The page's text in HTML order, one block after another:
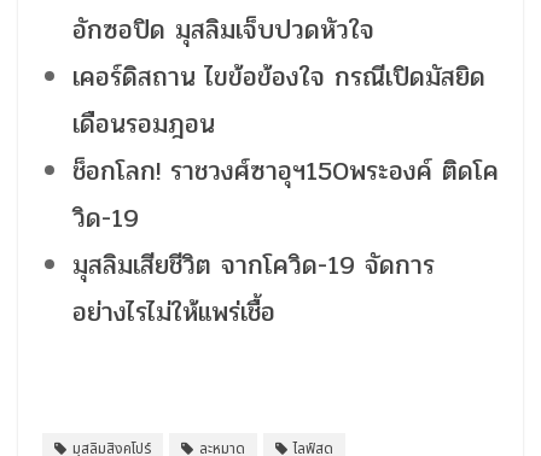
อักซอปิด มุสลิมเจ็บปวดหัวใจ
เคอร์ดิสถาน ไขข้อข้องใจ กรณีเปิดมัสยิด
เดือนรอมฎอน
ช็อกโลก! ราชวงศ์ซาอุฯ150พระองค์ ติดโค
วิด-19
มุสลิมเสียชีวิต จากโควิด-19 จัดการ
อย่างไรไม่ให้แพร่เชื้อ
มุสลิมสิงคโปร์ ละหมาด
ไลฟ์สด